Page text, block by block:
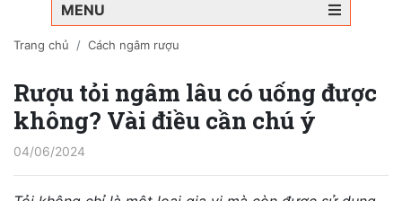
MENU
Trang chủ Cách ngâm rượu
Rượu tỏi ngâm lâu có uống được
không? Vài điều cần chú ý
04/06/2024